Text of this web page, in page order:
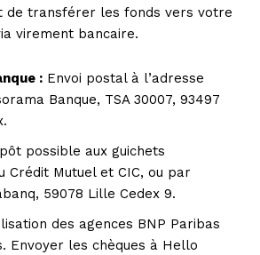
de transférer les fonds vers votre
virement bancaire.
: Envoi postal à l’adresse
Banque, TSA 30007, 93497
possible aux guichets
Crédit Mutuel et CIC, ou par
59078 Lille Cedex 9.
des agences BNP Paribas
Envoyer les chèques à Hello